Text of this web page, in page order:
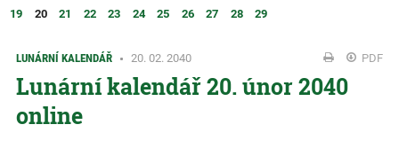
19
20 21 22 23 24 25 26 27 28 29
LUNÁRNÍ KALENDÁŘ 20. 02. 2040 PDF
Lunární kalendář 20. únor 2040
online